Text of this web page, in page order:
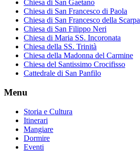
Chiesa di San Gaetano
Chiesa di San Francesco di Paola
Chiesa di San Francesco della Scarpa
Chiesa di San Filippo Neri
Chiesa di Maria SS. Incoronata
Chiesa della SS. Trinità
Chiesa della Madonna del Carmine
Chiesa del Santissimo Crocifisso
Cattedrale di San Panfilo
Menu
Storia e Cultura
Itinerari
Mangiare
Dormire
Eventi